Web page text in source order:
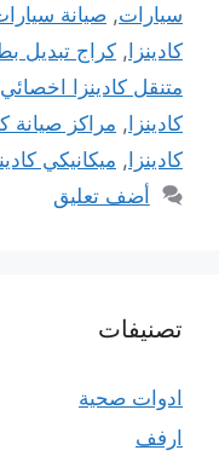
سيارات, صيانة
كادينزا, كراج تبديل
متنقل كادينزا اخصائي
كادينزا, مراكز صيانة
كادينزا, ميكانيكي
أضف تعليق
تصنيفات
ادوات صحية
ارفف